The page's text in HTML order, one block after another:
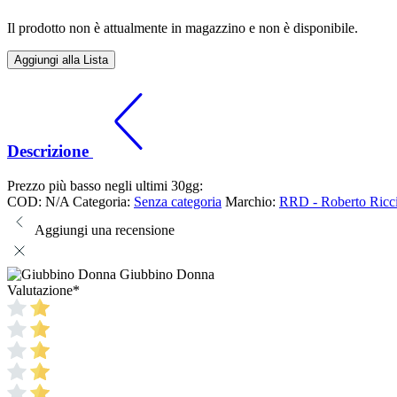
Il prodotto non è attualmente in magazzino e non è disponibile.
Aggiungi alla Lista
Descrizione
Prezzo più basso negli ultimi 30gg:
COD: N/A Categoria: Senza categoria Marchio: RRD - Roberto
Aggiungi una recensione
Giubbino Donna
Valutazione*